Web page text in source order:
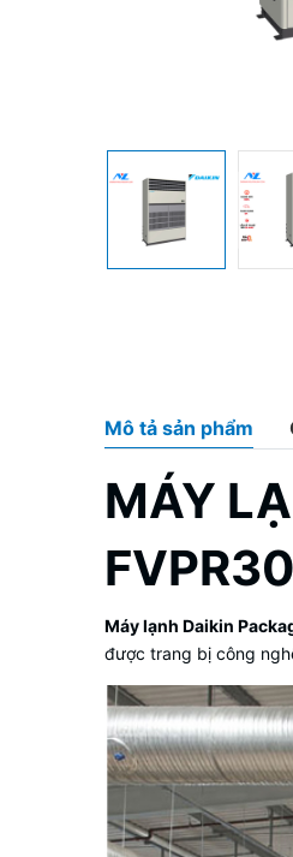
Mô tả sản phẩm
MÁY
Máy lạnh Daikin
được trang bị công